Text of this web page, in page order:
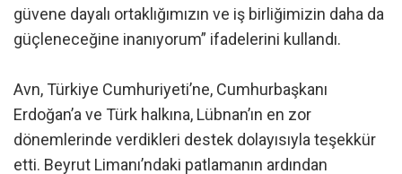
güvene dayalı ortaklığımızın ve iş birliğimizin daha da
güçleneceğine inanıyorum” ifadelerini kullandı.
Avn, Türkiye Cumhuriyeti’ne, Cumhurbaşkanı
Erdoğan’a ve Türk halkına, Lübnan’ın en zor
dönemlerinde verdikleri destek dolayısıyla teşekkür
etti. Beyrut Limanı’ndaki patlamanın ardından